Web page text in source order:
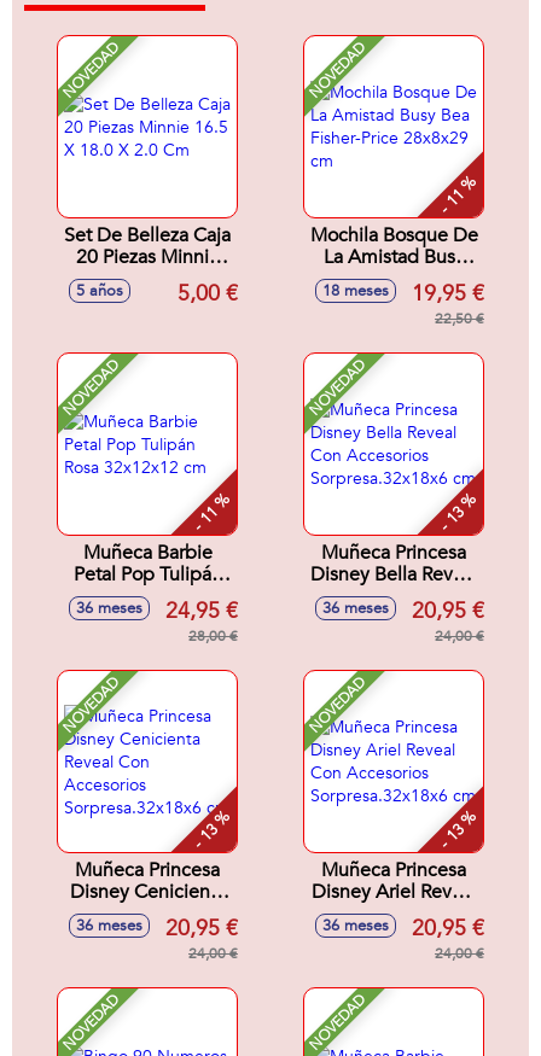
NOVEDAD
Set De Belleza Caja
20 Piezas Minnie
16.5 X 18.0 X 2.0
5 años 5,00 €
NOVEDAD
- 11 %
Mochila Bosque De
La Amistad Busy
Bea Fisher-Price
28x8x29 cm
18 meses 19,95 €
22,50 €
NOVEDAD
- 11 %
Muñeca Barbie
Petal Pop Tulipán
Rosa 32x12x12 cm
36 meses 24,95 €
28,00 €
NOVEDAD
- 13 %
Muñeca Princesa
Disney Bella Reveal
Con Accesorios
Sorpresa.32x18x6
36 meses 20,95 €
24,00 €
NOVEDAD
- 13 %
Muñeca Princesa
Disney Cenicienta
Reveal Con
Accesorios
Sorpresa.32x18x6
36 meses 20,95 €
24,00 €
NOVEDAD
- 13 %
Muñeca Princesa
Disney Ariel Reveal
Con Accesorios
Sorpresa.32x18x6
36 meses 20,95 €
24,00 €
NOVEDAD NOVEDAD